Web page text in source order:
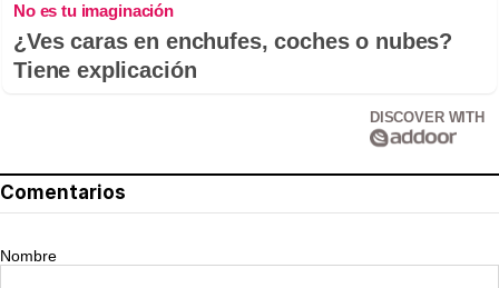
No es tu imaginación
¿Ves caras en enchufes, coches o nubes?
Tiene explicación
DISCOVER WITH
Comentarios
Nombre